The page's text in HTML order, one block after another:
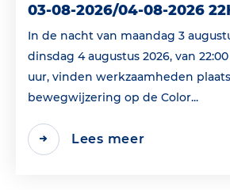
03-08-2026/04-08-2026
In de nacht van maandag 3
dinsdag 4 augustus 2026, van
uur, vinden werkzaamheden
bewegwijzering op de Color...
Lees meer